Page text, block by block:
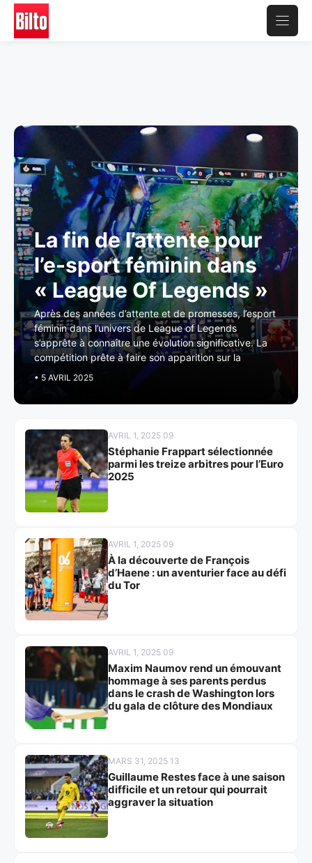
Aller
contenu
La fin de l’attente pour
l’e-sport féminin dans
« League Of Legends »
Après des années d’attente et de promesses, l’esport
féminin dans l’univers de League of Legends
s’apprête à connaître une évolution significative. La
compétition prête à faire son apparition sur la
• 5 AVRIL 2025
AVRIL 1, 2025 09
Stéphanie Frappart sélectionnée
parmi les treize arbitres pour l’Euro
2025
AVRIL 1, 2025 09
À la découverte de François
d’Haene : un aventurier face au défi
du Tor
AVRIL 1, 2025 09
Maxim Naumov rend un émouvant
hommage à ses parents perdus
dans le crash de Washington lors
du gala de clôture des Mondiaux
MARS 31, 2025 13
Guillaume Restes face à une saison
difficile et un retour qui pourrait
aggraver la situation